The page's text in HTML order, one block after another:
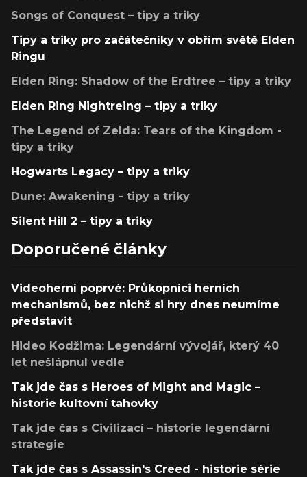
Songs of Conquest – tipy a triky
Tipy a triky pro začátečníky v obřím světě Elden
Ringu
Elden Ring: Shadow of the Erdtree – tipy a triky
Elden Ring Nightreing – tipy a triky
The Legend of Zelda: Tears of the Kingdom -
tipy a triky
Hogwarts Legacy – tipy a triky
Dune: Awakening - tipy a triky
Silent Hill 2 – tipy a triky
Doporučené články
Videoherní poprvé: Průkopníci herních
mechanismů, bez nichž si hry dnes neumíme
představit
Hideo Kodžima: Legendární vývojář, který 40
let nešlápnul vedle
Tak jde čas s Heroes of Might and Magic –
historie kultovní tahovky
Tak jde čas s Civilizací – historie legendární
strategie
Tak jde čas s Assassin's Creed - historie série